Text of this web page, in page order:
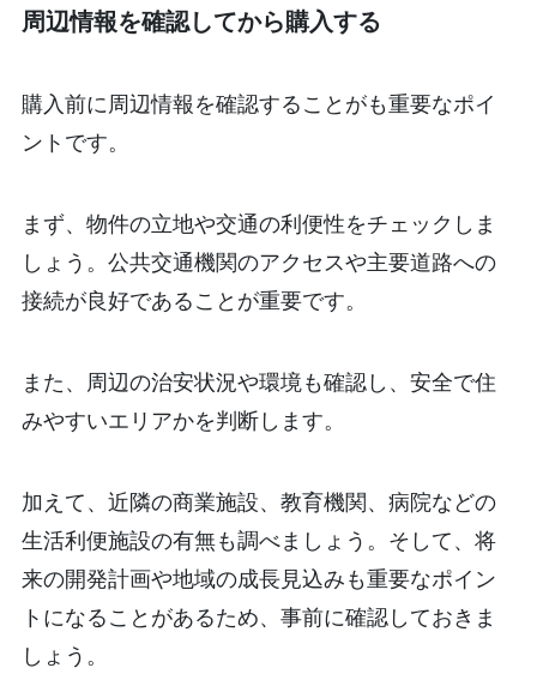
周辺情報を確認してから購入する
購入前に周辺情報を確認することがも重要なポイ
ントです。
まず、物件の立地や交通の利便性をチェックしま
しょう。公共交通機関のアクセスや主要道路への
接続が良好であることが重要です。
また、周辺の治安状況や環境も確認し、安全で住
みやすいエリアかを判断します。
加えて、近隣の商業施設、教育機関、病院などの
生活利便施設の有無も調べましょう。そして、将
来の開発計画や地域の成長見込みも重要なポイン
トになることがあるため、事前に確認しておきま
しょう。